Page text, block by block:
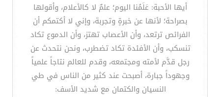
أيها الأحبة: عَلَمُنا اليوم؛ علمٌ لا كالأعلام، وأقولها
بصراحة؛ لأنها عن خبرةٍ وتجربة، وإني لا أكتمكم أن
الفرائص ترتعد، وأن الأعصاب تهتز، وأن الدموع تكاد
تنسكب، وأن الأفئدة تكاد تضطرب، ونحن نتحدث عن
رجل قدَّم لأمته ومجتمعه، وقدم للعالم نتاجاً علمياً
وجهوداً جبارة، أصبحت عند كثير من الناس في طي
النسيان والكتمان مع شديد الأسف: